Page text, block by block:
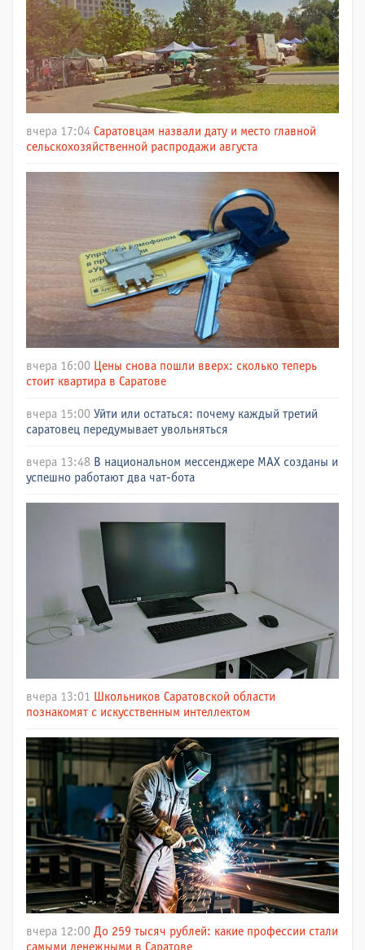
вчера 17:04 Саратовцам назвали дату и место главной
сельскохозяйственной распродажи августа
вчера 16:00 Цены снова пошли вверх: сколько теперь
стоит квартира в Саратове
вчера 15:00 Уйти или остаться: почему каждый третий
саратовец передумывает увольняться
вчера 13:48 В национальном мессенджере МАХ созданы и
успешно работают два чат-бота
вчера 13:01 Школьников Саратовской области
познакомят с искусственным интеллектом
вчера 12:00 До 259 тысяч рублей: какие профессии стали
самыми денежными в Саратове